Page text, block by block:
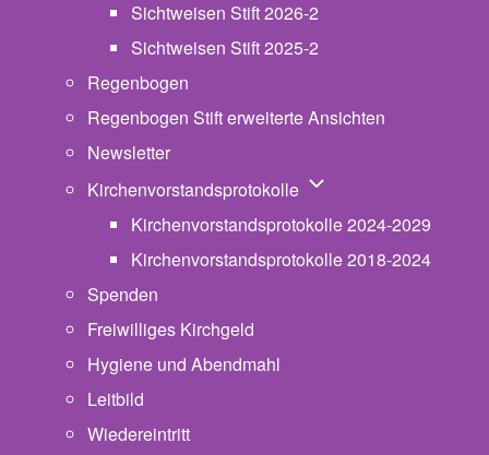
Sichtweisen Stift 2026-2
Sichtweisen Stift 2025-2
Regenbogen
Regenbogen Stift erweiterte Ansichten
Newsletter
Kirchenvorstandsprotokolle Unternavigation von
Kirchenvorstandsprotokolle 2024-2029
Kirchenvorstandsprotokolle 2018-2024
Spenden
Freiwilliges Kirchgeld
Hygiene und Abendmahl
Leitbild
Wiedereintritt